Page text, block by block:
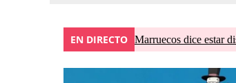
EN DIRECTO Marruecos dice estar